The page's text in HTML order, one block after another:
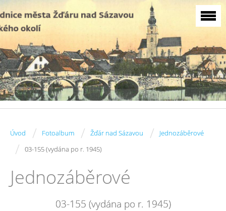
Úvod / Fotoalbum / Žďár nad Sázavou / Jednozáběrové
/ 03-155 (vydána po r. 1945)
Jednozáběrové
03-155 (vydána po r. 1945)